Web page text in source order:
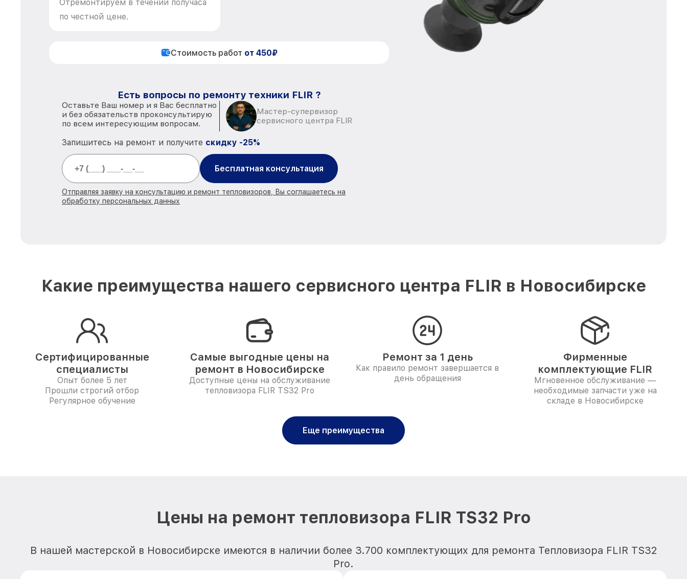
Отремонтируем в течении получаса
по честной цене.
Стоимость работ от 450₽
Есть вопросы по ремонту техники FLIR ?
Оставьте Ваш номер и я Вас бесплатно
и без обязательств проконсультирую
по всем интересующим вопросам.
Мастер-супервизор
сервисного центра FLIR
Запишитесь на ремонт и получите скидку -25%
Бесплатная консультация
Отправляя заявку на консультацию и ремонт тепловизоров, Вы соглашаетесь на
обработку персональных данных
Какие преимущества нашего сервисного центра FLIR в Новосибирске
Сертифицированные
специалисты
Опыт более 5 лет
Прошли строгий отбор
Регулярное обучение
Самые выгодные цены на
ремонт в Новосибирске
Доступные цены на обслуживание
тепловизора FLIR TS32 Pro
Ремонт за 1 день
Как правило ремонт завершается в
день обращения
Фирменные
комплектующие FLIR
Мгновенное обслуживание —
необходимые запчасти уже на
складе в Новосибирске
Еще преимущества
Цены на ремонт тепловизора FLIR TS32 Pro
В нашей мастерской в Новосибирске имеются в наличии более 3.700 комплектующих для ремонта Тепловизора FLIR TS32
Pro.